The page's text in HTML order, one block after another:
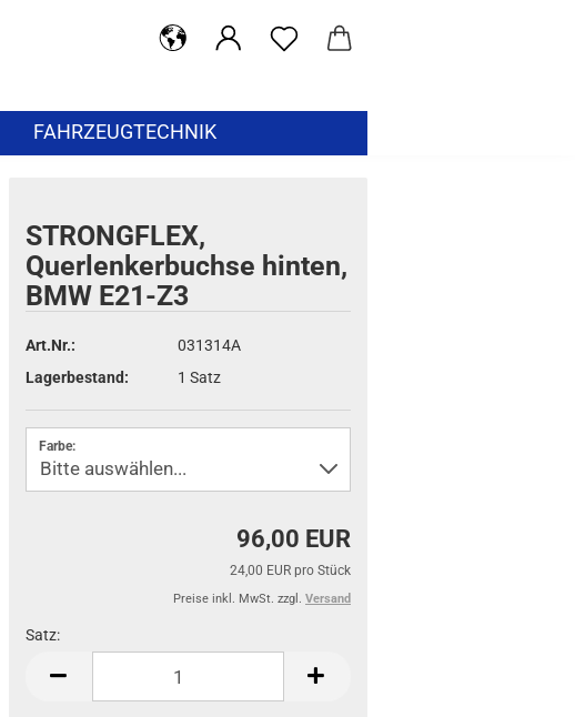
FAHRZEUGTECHNIK
STRONGFLEX,
Querlenkerbuchse hinten,
BMW E21-Z3
Art.Nr.:
031314A
Lagerbestand:
1 Satz
Farbe:
96,00 EUR
24,00 EUR pro Stück
Preise inkl. MwSt. zzgl. Versand
Satz:
Satz